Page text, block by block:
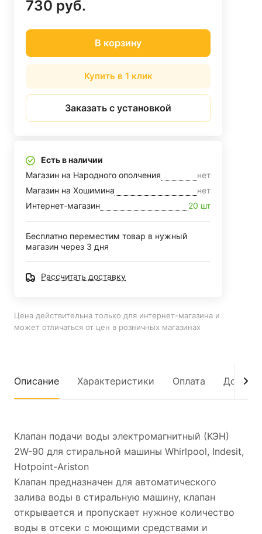
730 руб.
В корзину
Купить в 1 клик
Заказать с установкой
Есть в наличии
Магазин на Народного ополчения
нет
Магазин на Хошимина
нет
Интернет-магазин
20 шт
Бесплатно переместим товар в нужный
магазин через 3 дня
Рассчитать доставку
Цена действительна только для интернет-магазина и
может отличаться от цен в розничных магазинах
Описание Характеристики Оплата
Клапан подачи воды электромагнитный (КЭН)
2W-90 для стиральной машины Whirlpool, Indesit,
Hotpoint-Ariston
Клапан предназначен для автоматического
залива воды в стиральную машину, клапан
открывается и пропускает нужное количество
воды в отсеки с моющими средствами и